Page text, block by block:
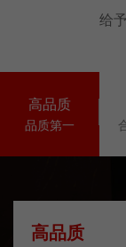
给
高品质
品质第一
高品质